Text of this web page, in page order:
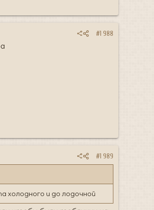
#1 988
#1 989
и до лодочной